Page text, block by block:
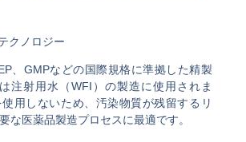
クノロジー
、GMPなどの国際規格に準拠した精製
注射用水（WFI）の製造に使用されま
用しないため、汚染物質が残留するリ
な医薬品製造プロセスに最適です。